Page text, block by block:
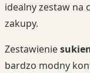
idealny zestaw na
zakupy.
Zestawienie
bardzo modny